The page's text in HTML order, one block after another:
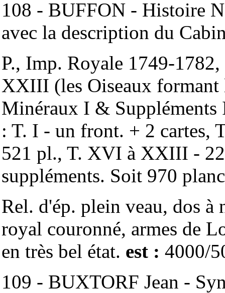
108 - BUFFON - Histoire
avec la description du
P., Imp. Royale 1749-
XXIII (les Oiseaux
Minéraux I &
: T. I - un front. + 2
521 pl., T. XVI à XXIII -
suppléments. Soit 970
Rel. d'ép. plein veau, dos à
royal couronné, armes de
en très bel état. est : 4000/
109 - BUXTORF Jean -